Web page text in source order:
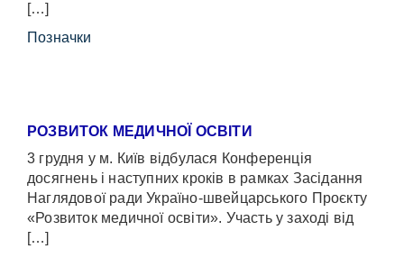
[…]
Позначки
РОЗВИТОК МЕДИЧНОЇ ОСВІТИ
3 грудня у м. Київ відбулася Конференція
досягнень і наступних кроків в рамках Засідання
Наглядової ради Україно-швейцарського Проєкту
«Розвиток медичної освіти». Участь у заході від
[…]